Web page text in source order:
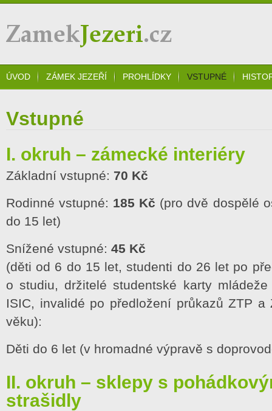
Zámek Jezeří
ÚVOD ZÁMEK JEZEŘÍ PROHLÍDKY VSTUPNÉ
Vstupné
I. okruh – zámecké interiéry
Základní vstupné: 70 Kč
Rodinné vstupné: 185 Kč (pro dvě dospělé
do 15 let)
Snížené vstupné: 45 Kč
(děti od 6 do 15 let, studenti do 26 let po
o studiu, držitelé studentské karty
ISIC, invalidé po předložení průkazů ZTP a
věku):
Děti do 6 let (v hromadné výpravě s
II. okruh – sklepy s
strašidly